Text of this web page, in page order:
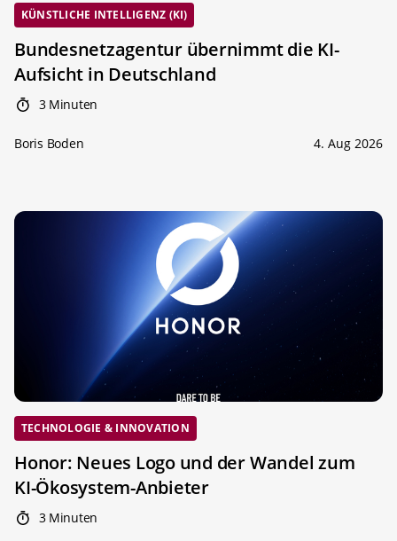
KÜNSTLICHE INTELLIGENZ (KI)
Bundesnetzagentur übernimmt die KI-
Aufsicht in Deutschland
3 Minuten
Boris Boden 4. Aug 2026
TECHNOLOGIE & INNOVATION
Honor: Neues Logo und der Wandel zum
KI-Ökosystem-Anbieter
3 Minuten